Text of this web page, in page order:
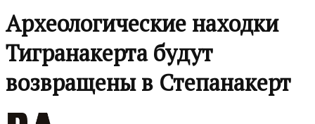
Археологические находки
Тигранакерта будут
возвращены в Степанакерт